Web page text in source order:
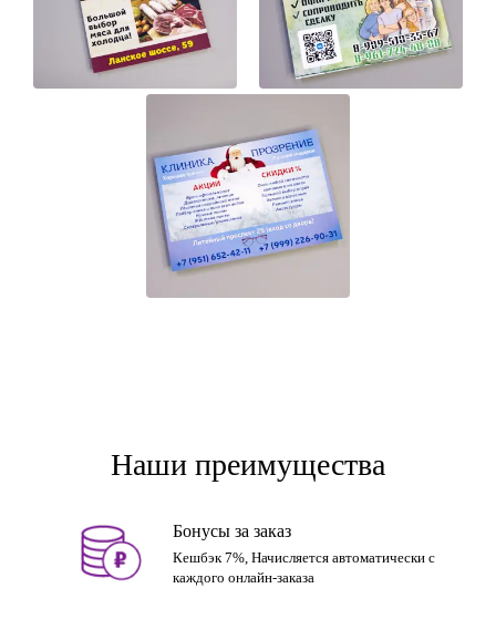
Наши преимущества
Бонусы за заказ
Кешбэк 7%, Начисляется автоматически с
каждого онлайн-заказа